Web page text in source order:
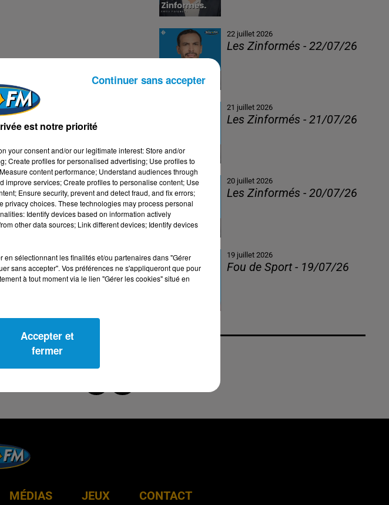
22 juillet 2026
Les Zinformés - 22/07/26
21 juillet 2026
Les Zinformés - 21/07/26
20 juillet 2026
Les Zinformés - 20/07/26
19 juillet 2026
Fou de Sport - 19/07/26
MÉDIAS JEUX CONTACT
est notre priorité
your consent and/or our legitimate interest: Store and/or
Create profiles for personalised advertising; Use profiles to
content performance; Understand audiences through
improve services; Create profiles to personalise content; Use
Ensure security, prevent and detect fraud, and fix errors;
choices. These technologies may process personal
Identify devices based on information actively
other data sources; Link different devices; Identify devices
sélectionnant les finalités et/ou partenaires dans "Gérer
sans accepter". Vos préférences ne s'appliqueront que pour
à tout moment via le lien "Gérer les cookies" situé en
Accepter et
fermer
Continuer sans accepter